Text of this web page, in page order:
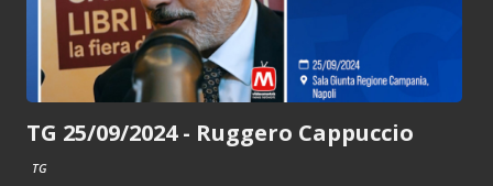
TG 25/09/2024 - Ruggero Cappuccio
TG